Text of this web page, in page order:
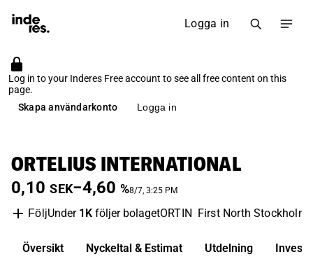
Logga in
Log in to your Inderes Free account to see all free content on this
page.
Skapa användarkonto
Logga in
ORTELIUS INTERNATIONAL
0,10 SEK−4,60 %8/7, 3:25 PM
FöljUnder 1K följer bolagetORTIN First North Stockholm
Översikt Nyckeltal & Estimat Utdelning